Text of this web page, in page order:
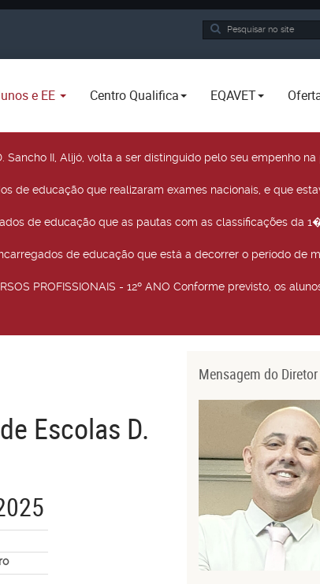
Pesquisa...
e EE Centro Qualifica EQAVET
Sancho II, Alijó, volta a ser distinguido pelo seu empenho
de educação que realizaram exames nacionais, e que
de educação que as pautas com as classificações da
de educação que está a decorrer o período de
PROFISSIONAIS - 12º ANO Conforme previsto, os
Escolas D.
Mensagem do Diretor